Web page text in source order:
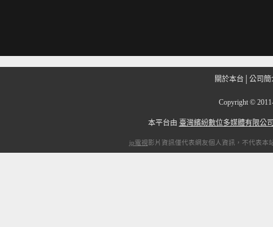
關於本台 公司簡
Copyright ©
本平台由 臺灣繽紛數位多媒體有限公
ip電視影片資訊僅代表網友個人資訊，不代表本